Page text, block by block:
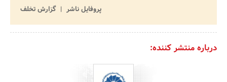
پروفایل ناشر گزارش تخلف
درباره منتشر کننده: